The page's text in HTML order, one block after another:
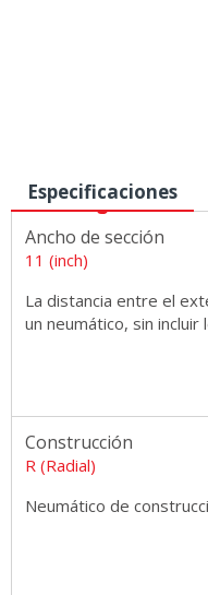
Especificaciones
Ancho de sección
11 (inch)
La distancia entre el
un neumático, sin incluir
Construcción
R (Radial)
Neumático de